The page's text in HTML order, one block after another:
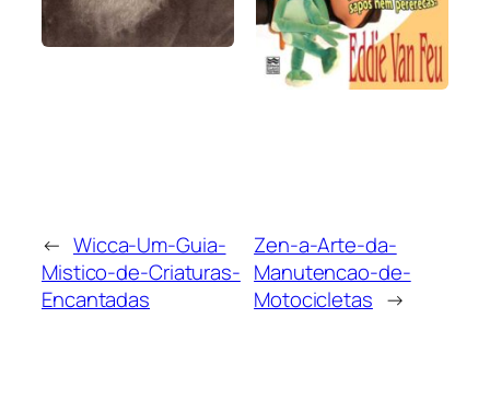
← Wicca-Um-Guia-
Mistico-de-Criaturas-
Encantadas
Zen-a-Arte-da-
Manutencao-de-
Motocicletas →